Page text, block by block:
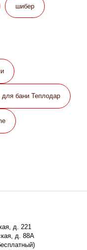
шибер
для бани Теплодар
д. 221
д. 88А